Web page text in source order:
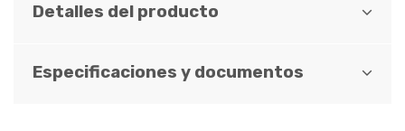
Detalles del producto
Especificaciones y documentos